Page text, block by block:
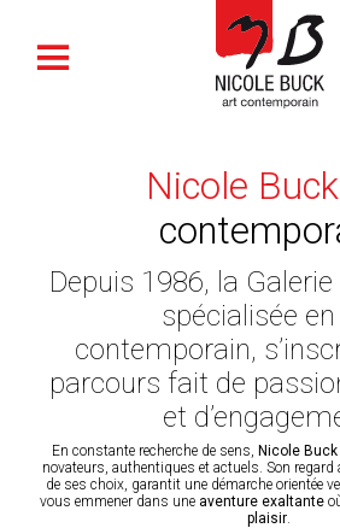
Nicole Buck
Depuis 1986, la
spécialisée
contemporain,
parcours fait de
et
En constante recherche de sens, Nicole Buck
novateurs, authentiques et actuels. Son regard
de ses choix, garantit une démarche orientée
vous emmener dans une aventure exaltante
plaisir.